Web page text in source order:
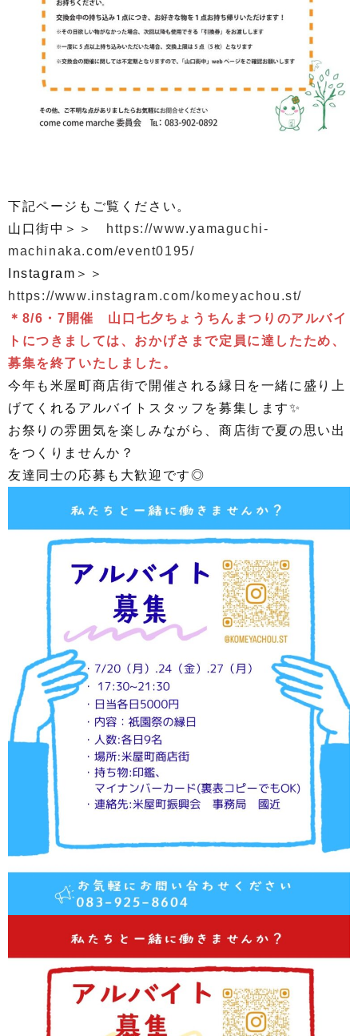
下記ページもご覧ください。
山口街中＞＞
https://www.yamaguchi-
machinaka.com/event0195/
Instagram＞＞
https://www.instagram.com/komeyachou.st/
＊8/6・7開催 山口七夕ちょうちんまつりのアルバイ
トにつきましては、おかげさまで定員に達したため、
募集を終了いたしました。
今年も米屋町商店街で開催される縁日を一緒に盛り上
げてくれるアルバイトスタッフを募集します✨
お祭りの雰囲気を楽しみながら、商店街で夏の思い出
をつくりませんか？
友達同士の応募も大歓迎です◎